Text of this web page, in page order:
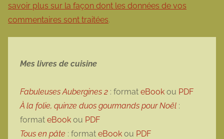
savoir plus sur la façon dont les données de vos
commentaires sont traitées.
Mes livres de cuisine
Fabuleuses Aubergines 2 : format eBook ou PDF
À la folie, quinze duos gourmands pour Noël :
format eBook ou PDF
Tous en pâte : format eBook ou PDF